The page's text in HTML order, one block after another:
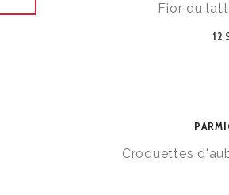
Fior du
12
Croquettes